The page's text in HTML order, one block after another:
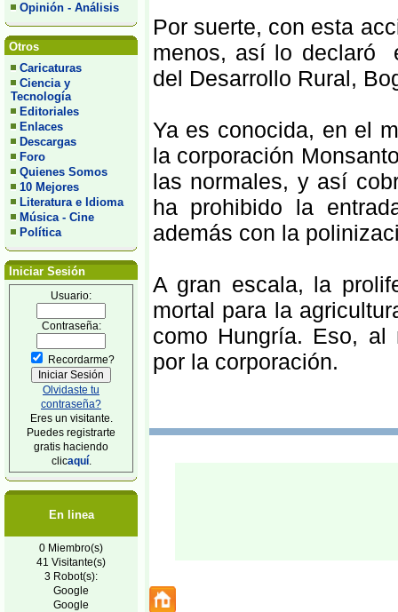
Opinión - Análisis
Otros
Caricaturas
Ciencia y
Tecnología
Editoriales
Enlaces
Descargas
Foro
Quienes Somos
10 Mejores
Literatura e Idioma
Música - Cine
Política
Iniciar Sesión
Usuario:
Contraseña:
Recordarme?
Olvidaste tu
contraseña?
Eres un visitante.
Puedes registrarte
gratis haciendo
clicaquí.
En linea
0 Miembro(s)
41 Visitante(s)
3 Robot(s):
Google
Google
Por suerte, con esta
menos, así lo declaró
del Desarrollo Rural,
Ya es conocida, en el
la corporación
las normales, y así
ha prohibido la
además con la
A gran escala, la
mortal para la
como Hungría. Eso, al
por la corporación.